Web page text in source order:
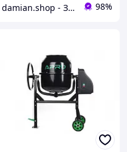
damian.shop - Знайдеться все! Техніка і не лише... 98%